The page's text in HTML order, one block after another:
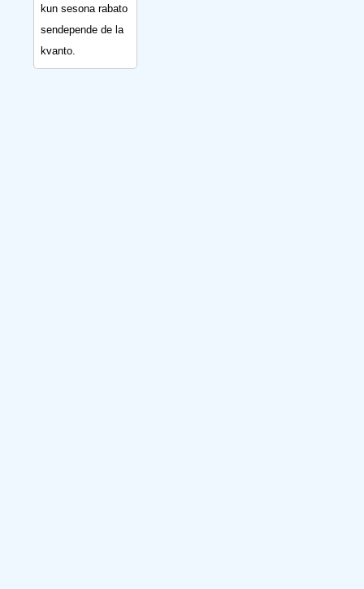
kun sesona rabato
sendepende de la
kvanto.